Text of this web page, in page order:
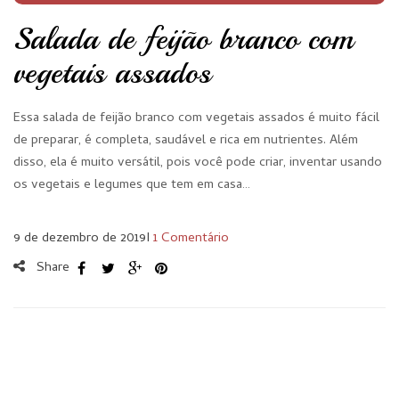
Salada de feijão branco com
vegetais assados
Essa salada de feijão branco com vegetais assados é muito fácil
de preparar, é completa, saudável e rica em nutrientes. Além
disso, ela é muito versátil, pois você pode criar, inventar usando
os vegetais e legumes que tem em casa…
9 de dezembro de 2019I 1 Comentário
Share